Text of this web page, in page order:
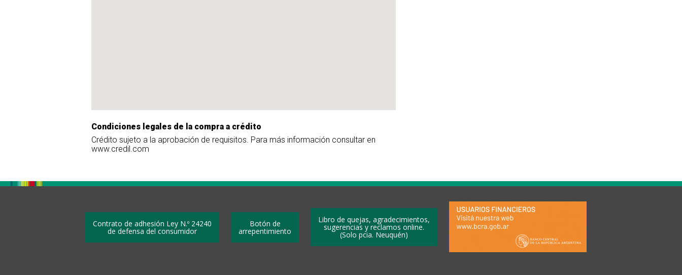
Condiciones legales de la compra a crédito
Crédito sujeto a la aprobación de requisitos. Para más información consultar en
www.credil.com
Contrato de adhesión Ley N.º 24240
de defensa del consumidor
Botón de
arrepentimiento
Libro de quejas, agradecimientos,
sugerencias y reclamos online.
(Solo pcia. Neuquén)